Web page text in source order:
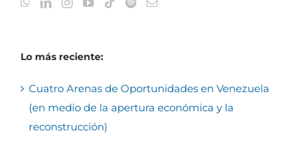
Lo más reciente:
Cuatro Arenas de Oportunidades en Venezuela
(en medio de la apertura económica y la
reconstrucción)